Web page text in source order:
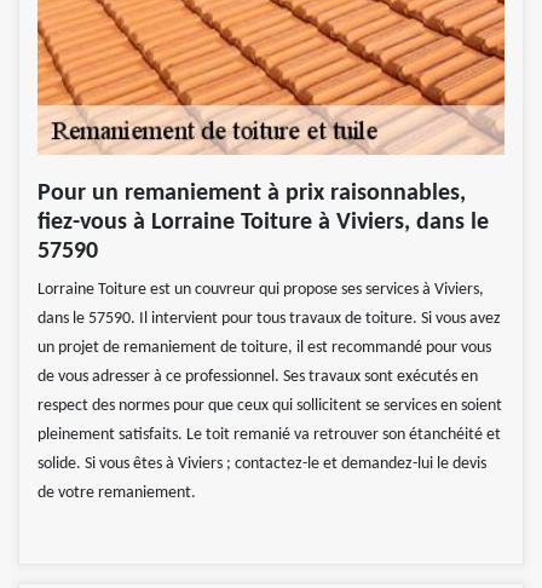
Pour un remaniement à prix raisonnables,
fiez-vous à Lorraine Toiture à Viviers, dans le
57590
Lorraine Toiture est un couvreur qui propose ses services à Viviers,
dans le 57590. Il intervient pour tous travaux de toiture. Si vous avez
un projet de remaniement de toiture, il est recommandé pour vous
de vous adresser à ce professionnel. Ses travaux sont exécutés en
respect des normes pour que ceux qui sollicitent se services en soient
pleinement satisfaits. Le toit remanié va retrouver son étanchéité et
solide. Si vous êtes à Viviers ; contactez-le et demandez-lui le devis
de votre remaniement.